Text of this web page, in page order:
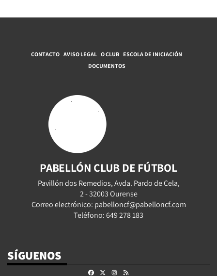
CONTACTO AVISO LEGAL O CLUB ESCOLA DE INICIACIÓN
DOCUMENTOS
PABELLÓN CLUB DE FÚTBOL
Pavillón dos Remedios, Avda. Pardo de Cela,
2 - 32003 Ourense
Correo electrónico: pabelloncf@pabelloncf.com
Teléfono: 649 278 183
SÍGUENOS
FacebookInstagram